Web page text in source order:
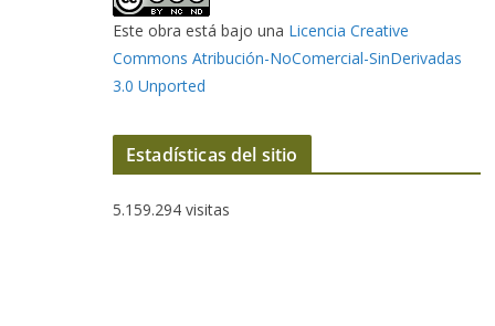
Este obra está bajo una Licencia Creative
Commons Atribución-NoComercial-SinDerivadas
3.0 Unported
Estadísticas del sitio
5.159.294 visitas